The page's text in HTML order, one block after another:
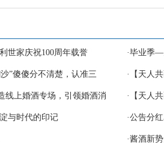
世家庆祝100周年载誉 ·毕业季—
”傻傻分不清楚，认准三 · 【天人
线上婚酒专场，引领婚酒消 · 【天人
与时代的印记 ·公告分
·酱酒新